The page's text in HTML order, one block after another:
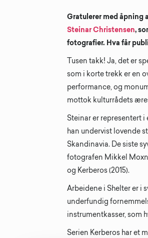
Gratulerer med åpning
Steinar Christensen,
fotografier. Hva får
Tusen takk! Ja, det er
som i korte trekk er en
performance, og
mottok kulturrådets
Steinar er representert
han undervist lovende
Skandinavia. De siste
fotografen Mikkel
og Kerberos (2015).
Arbeidene i Shelter er i
underfundig
instrumentkasser, som
Serien Kerberos har et